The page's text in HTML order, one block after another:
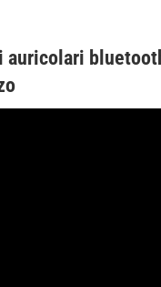
auricolari